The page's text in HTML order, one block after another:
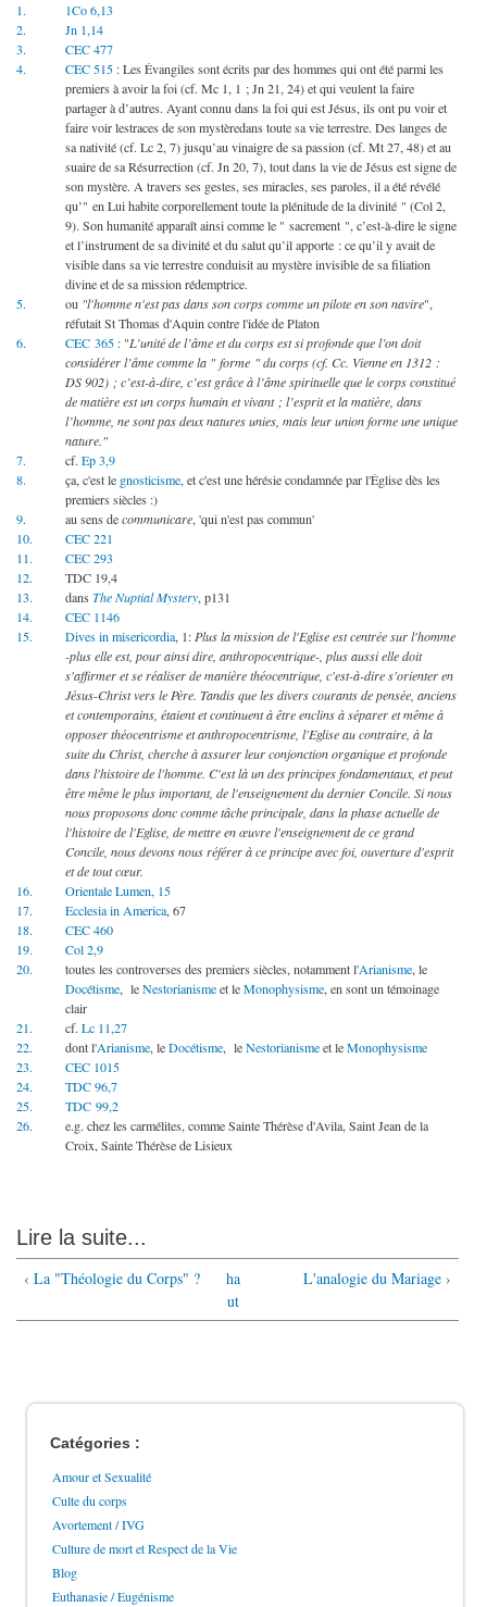
1.
1Co 6,13
2.
Jn 1,14
3.
CEC 477
4.
CEC 515 : Les Évangiles sont écrits par des hommes qui ont été parmi les
premiers à avoir la foi (cf. Mc 1, 1 ; Jn 21, 24) et qui veulent la faire
partager à d’autres. Ayant connu dans la foi qui est Jésus, ils ont pu voir et
faire voir lestraces de son mystèredans toute sa vie terrestre. Des langes de
sa nativité (cf. Lc 2, 7) jusqu’au vinaigre de sa passion (cf. Mt 27, 48) et au
suaire de sa Résurrection (cf. Jn 20, 7), tout dans la vie de Jésus est signe de
son mystère. A travers ses gestes, ses miracles, ses paroles, il a été révélé
qu’" en Lui habite corporellement toute la plénitude de la divinité " (Col 2,
9). Son humanité apparaît ainsi comme le " sacrement ", c’est-à-dire le signe
et l’instrument de sa divinité et du salut qu’il apporte : ce qu’il y avait de
visible dans sa vie terrestre conduisit au mystère invisible de sa filiation
divine et de sa mission rédemptrice.
5.
ou "l'homme n'est pas dans son corps comme un pilote en son navire",
réfutait St Thomas d'Aquin contre l'idée de Platon
6.
CEC 365 : "L’unité de l’âme et du corps est si profonde que l’on doit
considérer l’âme comme la " forme " du corps (cf. Cc. Vienne en 1312 :
DS 902) ; c’est-à-dire, c’est grâce à l’âme spirituelle que le corps constitué
de matière est un corps humain et vivant ; l’esprit et la matière, dans
l’homme, ne sont pas deux natures unies, mais leur union forme une unique
nature."
7.
cf.Ep 3,9
8.
ça, c'est le gnosticisme, et c'est une hérésie condamnée par l'Église dès les
premiers siècles :)
9.
au sens decommunicare, 'qui n'est pas commun'
10.
CEC 221
11.
CEC 293
12.
TDC 19,4
13.
dansThe Nuptial Mystery, p131
14.
CEC 1146
15.
Dives in misericordia, 1:Plus la mission de l'Eglise est centrée sur l'homme
-plus elle est, pour ainsi dire, anthropocentrique-, plus aussi elle doit
s'affirmer et se réaliser de manière théocentrique, c'est-à-dire s'orienter en
Jésus-Christ vers le Père. Tandis que les divers courants de pensée, anciens
et contemporains, étaient et continuent à être enclins à séparer et même à
opposer théocentrisme et anthropocentrisme, l'Eglise au contraire, à la
suite du Christ, cherche à assurer leur conjonction organique et profonde
dans l'histoire de l'homme. C'est là un des principes fondamentaux, et peut
être même le plus important, de l'enseignement du dernier Concile. Si nous
nous proposons donc comme tâche principale, dans la phase actuelle de
l'histoire de l'Eglise, de mettre en œuvre l'enseignement de ce grand
Concile, nous devons nous référer à ce principe avec foi, ouverture d'esprit
et de tout cœur.
16.
Orientale Lumen, 15
17.
Ecclesia in America, 67
18.
CEC 460
19.
Col 2,9
20.
toutes les controverses des premiers siècles, notamment l'Arianisme, le
Docétisme, leNestorianismeet leMonophysisme, en sont un témoinage
clair
21.
cf.Lc 11,27
22.
dont l'Arianisme, leDocétisme, leNestorianismeet leMonophysisme
23.
CEC 1015
24.
TDC 96,7
25.
TDC 99,2
26.
e.g. chez les carmélites, comme Sainte Thérèse d'Avila, Saint Jean de la
Croix, Sainte Thérèse de Lisieux
Lire la suite...
‹ La "Théologie du Corps" ?
ha
ut
L'analogie du Mariage ›
Catégories :
Amour et Sexualité
Culte du corps
Avortement / IVG
Culture de mort et Respect de la Vie
Blog
Euthanasie / Eugénisme